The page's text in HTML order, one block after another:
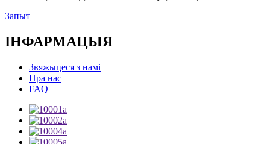
Запыт
ІНФАРМАЦЫЯ
Звяжыцеся з намі
Пра нас
FAQ